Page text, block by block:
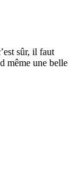
sûr, il faut
même une belle